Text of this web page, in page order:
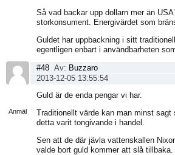
Så vad backar upp dollarn mer än
storkonsument. Energivärdet som
Guldet har uppbackning i sitt
egentligen enbart i användbarheten
Anmäl
#48 Av: Buzzaro
2013-12-05 13:55:54
Guld är de enda pengar vi har.
Traditionellt värde kan man minst sagt
detta varit tongivande i handel.
Sen att de där jävla vattenskallen
valde bort guld kommer att slå tillbaka.